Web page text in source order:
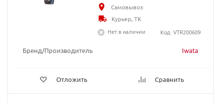
Бренд/Производитель Iwata
Отложить Сравнить
Самовывоз
Курьер, ТК
Нет в наличии
Код: VTR200609